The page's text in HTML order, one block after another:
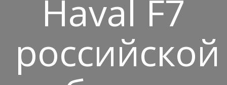
Haval F7
российской